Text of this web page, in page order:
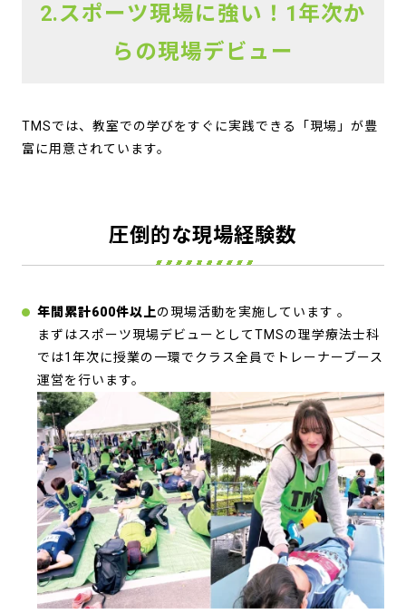
2.スポーツ現場に強い！1年次か
らの現場デビュー
TMSでは、教室での学びをすぐに実践できる「現場」が豊
富に用意されています。
圧倒的な現場経験数
年間累計600件以上の現場活動を実施しています 。
まずはスポーツ現場デビューとしてTMSの理学療法士科
では1年次に授業の一環でクラス全員でトレーナーブース
運営を行います。